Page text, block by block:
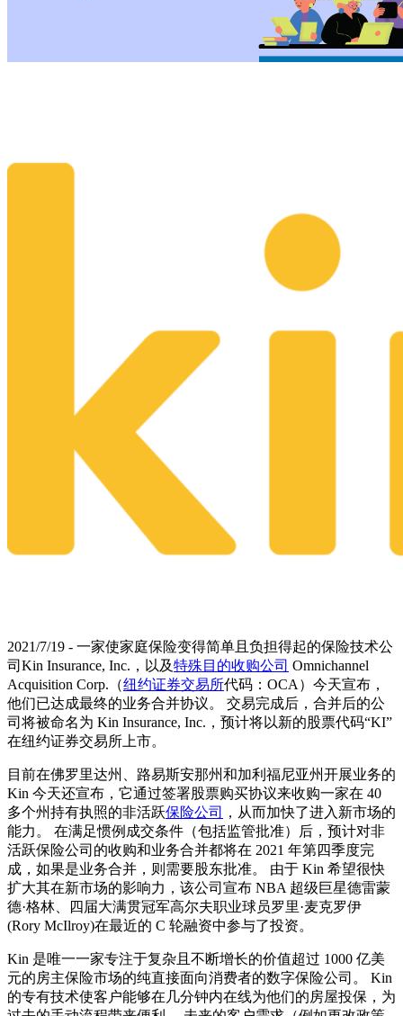
2021/7/19 - 一家使家庭保险变得简单且负担得起的保险技术公
司Kin Insurance, Inc.，以及特殊目的收购公司 Omnichannel
Acquisition Corp.（纽约证券交易所代码：OCA）今天宣布，
他们已达成最终的业务合并协议。 交易完成后，合并后的公
司将被命名为 Kin Insurance, Inc.，预计将以新的股票代码“KI”
在纽约证券交易所上市。
目前在佛罗里达州、路易斯安那州和加利福尼亚州开展业务的
Kin 今天还宣布，它通过签署股票购买协议来收购一家在 40
多个州持有执照的非活跃保险公司
，从而加快了进入新市场的
能力。 在满足惯例成交条件（包括监管批准）后，预计对非
活跃保险公司的收购和业务合并都将在 2021 年第四季度完
成，如果是业务合并，则需要股东批准。 由于 Kin 希望很快
扩大其在新市场的影响力，该公司宣布 NBA 超级巨星德雷蒙
德·格林、四届大满贯冠军高尔夫职业球员罗里·麦克罗伊
(Rory McIlroy)在最近的 C 轮融资中参与了投资。
Kin 是唯一一家专注于复杂且不断增长的价值超过 1000 亿美
元的房主保险市场的纯直接面向消费者的数字保险公司。 Kin
的专有技术使客户能够在几分钟内在线为他们的房屋投保，为